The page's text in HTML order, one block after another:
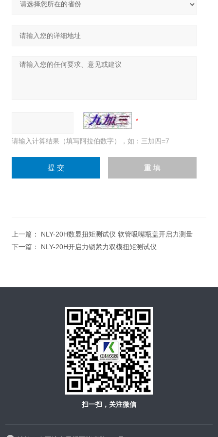
请输入计算结果（填写阿拉伯数字），如：三加四=7
上一篇： NLY-20H数显扭矩测试仪 软管吸嘴瓶盖开启力测量
下一篇： NLY-20H开启力锁紧力双模扭矩测试仪
扫一扫，关注微信